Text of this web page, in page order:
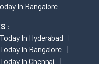
In Bangalore
:
In Hyderabad
In Bangalore
In Chennai